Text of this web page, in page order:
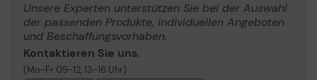
Unsere Experten unterstützen Sie bei der Auswahl
der passenden Produkte, individuellen Angeboten
und Beschaffungsvorhaben.
Kontaktieren Sie uns.
(Mo-Fr 09-12, 13-16 Uhr)